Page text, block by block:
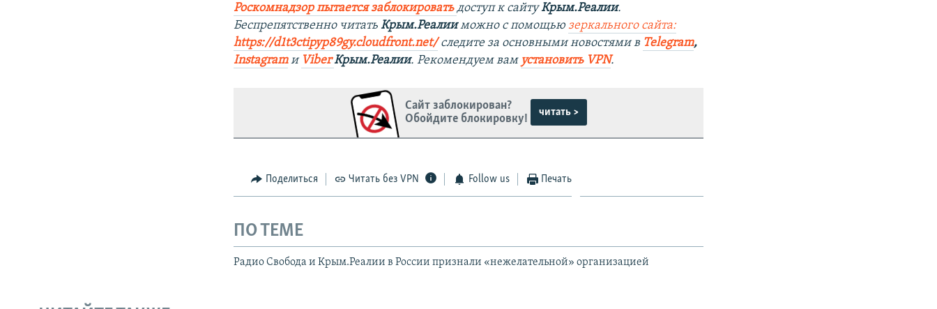
Роскомнадзор пытается заблокировать доступ к сайтуКрым.Реалии.
Беспрепятственно читатьКрым.Реалииможно с помощьюзеркального сайта:
https://d1t3ctipyp89gy.cloudfront.net/следите за основными новостями в Telegram,
Instagramи Viber Крым.Реалии. Рекомендуем вам установить VPN.
Сайт заблокирован?
Обойдите блокировку!
читать >
Поделиться Читать без VPN Follow us Печать
ПО ТЕМЕ
Радио Свобода и Крым.Реалии в России признали «нежелательной» организацией